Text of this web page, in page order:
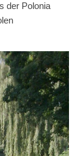
der Polonia